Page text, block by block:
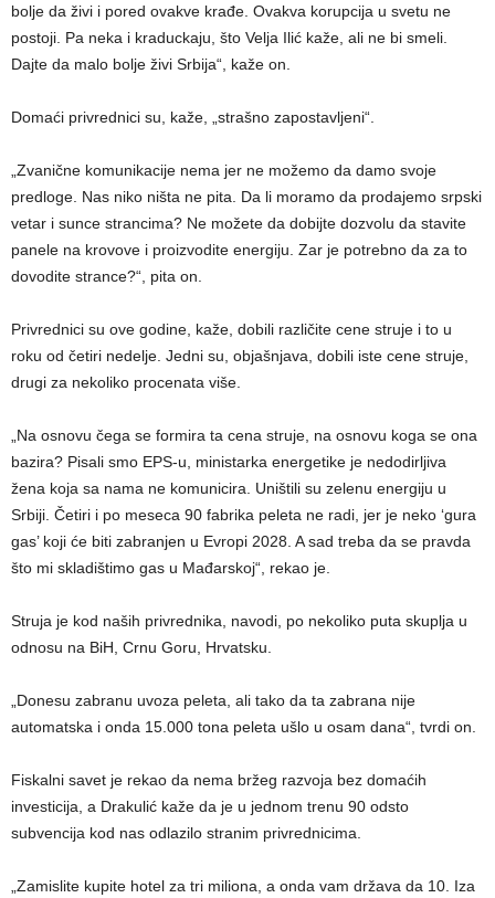
bolje da živi i pored ovakve krađe. Ovakva korupcija u svetu ne
postoji. Pa neka i kraduckaju, što Velja Ilić kaže, ali ne bi smeli.
Dajte da malo bolje živi Srbija“, kaže on.
Domaći privrednici su, kaže, „strašno zapostavljeni“.
„Zvanične komunikacije nema jer ne možemo da damo svoje
predloge. Nas niko ništa ne pita. Da li moramo da prodajemo srpski
vetar i sunce strancima? Ne možete da dobijte dozvolu da stavite
panele na krovove i proizvodite energiju. Zar je potrebno da za to
dovodite strance?“, pita on.
Privrednici su ove godine, kaže, dobili različite cene struje i to u
roku od četiri nedelje. Jedni su, objašnjava, dobili iste cene struje,
drugi za nekoliko procenata više.
„Na osnovu čega se formira ta cena struje, na osnovu koga se ona
bazira? Pisali smo EPS-u, ministarka energetike je nedodirljiva
žena koja sa nama ne komunicira. Uništili su zelenu energiju u
Srbiji. Četiri i po meseca 90 fabrika peleta ne radi, jer je neko ‘gura
gas’ koji će biti zabranjen u Evropi 2028. A sad treba da se pravda
što mi skladištimo gas u Mađarskoj“, rekao je.
Struja je kod naših privrednika, navodi, po nekoliko puta skuplja u
odnosu na BiH, Crnu Goru, Hrvatsku.
„Donesu zabranu uvoza peleta, ali tako da ta zabrana nije
automatska i onda 15.000 tona peleta ušlo u osam dana“, tvrdi on.
Fiskalni savet je rekao da nema bržeg razvoja bez domaćih
investicija, a Drakulić kaže da je u jednom trenu 90 odsto
subvencija kod nas odlazilo stranim privrednicima.
„Zamislite kupite hotel za tri miliona, a onda vam država da 10. Iza